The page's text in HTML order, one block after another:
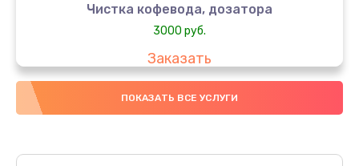
Чистка кофевода, дозатора
3000 руб.
Заказать
Замена, чистка жерновов (ножей)
ПОКАЗАТЬ ВСЕ УСЛУГИ